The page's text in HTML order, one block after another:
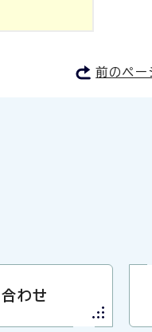
前のペー
わせ